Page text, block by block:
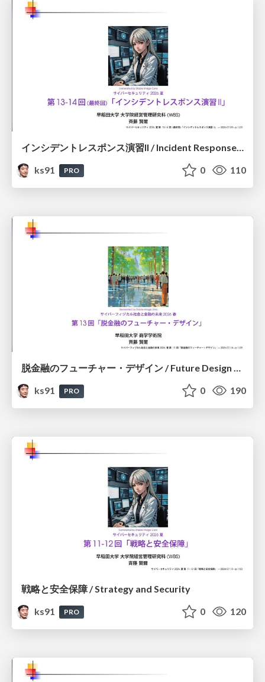
インシデントレスポンス演習II / Incident Response Exercise II
ks91
PRO 0 110
脱金融のフューチャー・デザイン / Future Design Beyond Finance
ks91
PRO 0 190
戦略と安全保障 / Strategy and Security
ks91
PRO 0 120